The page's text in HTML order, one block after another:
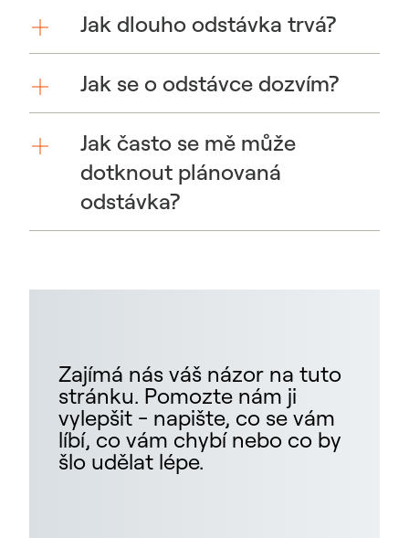
Jak dlouho odstávka trvá?
Jak se o odstávce dozvím?
Jak často se mě může
dotknout plánovaná
odstávka?
Zajímá nás váš názor na tuto
stránku. Pomozte nám ji
vylepšit - napište, co se vám
líbí, co vám chybí nebo co by
šlo udělat lépe.